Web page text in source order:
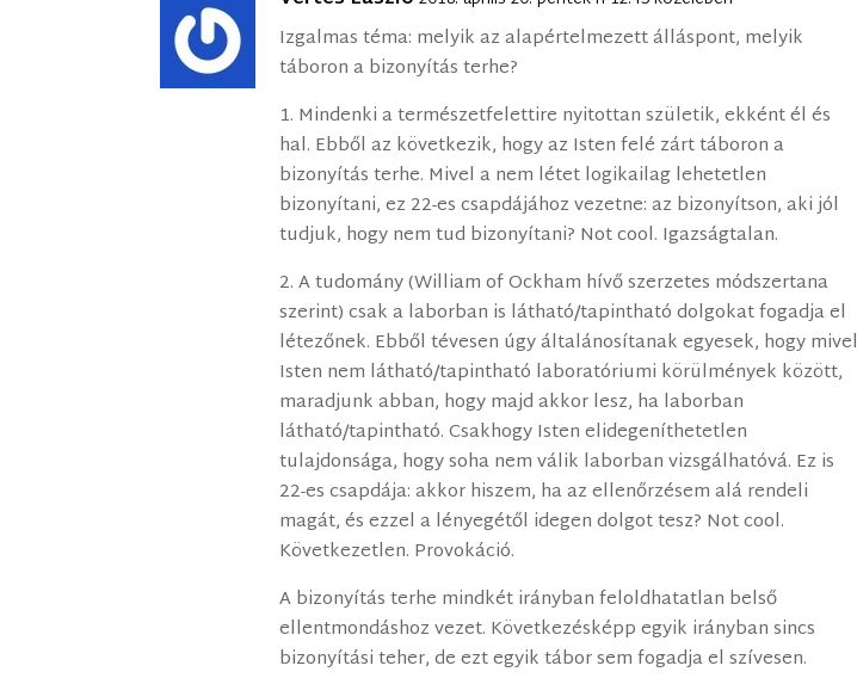
Izgalmas téma: melyik az alapértelmezett álláspont, melyik
táboron a bizonyítás terhe?
1. Mindenki a természetfelettire nyitottan születik, ekként él és
hal. Ebből az következik, hogy az Isten felé zárt táboron a
bizonyítás terhe. Mivel a nem létet logikailag lehetetlen
bizonyítani, ez 22-es csapdájához vezetne: az bizonyítson, aki jól
tudjuk, hogy nem tud bizonyítani? Not cool. Igazságtalan.
2. A tudomány (William of Ockham hívő szerzetes módszertana
szerint) csak a laborban is látható/tapintható dolgokat fogadja el
létezőnek. Ebből tévesen úgy általánosítanak egyesek, hogy mivel
Isten nem látható/tapintható laboratóriumi körülmények között,
maradjunk abban, hogy majd akkor lesz, ha laborban
látható/tapintható. Csakhogy Isten elidegeníthetetlen
tulajdonsága, hogy soha nem válik laborban vizsgálhatóvá. Ez is
22-es csapdája: akkor hiszem, ha az ellenőrzésem alá rendeli
magát, és ezzel a lényegétől idegen dolgot tesz? Not cool.
Következetlen. Provokáció.
A bizonyítás terhe mindkét irányban feloldhatatlan belső
ellentmondáshoz vezet. Következésképp egyik irányban sincs
bizonyítási teher, de ezt egyik tábor sem fogadja el szívesen.